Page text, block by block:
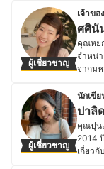
และพั
ตลาด
สังเคร
ดีไซน์
ประกัน
ความไ
ประเท
คือ กรุ
ต่างปร
ติดต่อท
ปร
รวมไป
เชี่ยว
อัลตร
สารเ
คุณหม
ให้คำ
หน้า ล
ด้านเ
งามต่
นี้อยู่ต
ปร
ผู้เชี่ยวชาญ
เจ้าข
ศศินั
คุณหย
จำหน่
จากม
เป็นทา
ต่อยอด
ปัจจุ
ภายใ
อร์แก
อินทรี
ผู้เชี่ยวชาญ
นักเขี
ปาลิ
คุณปุน
2014
เกี่ยวกั